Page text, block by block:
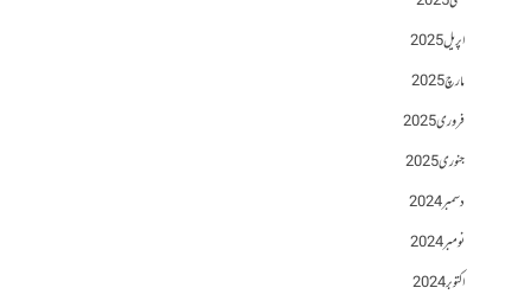
اپریل 2025
مارچ 2025
فروری 2025
جنوری 2025
دسمبر 2024
نومبر 2024
اکتوبر 2024